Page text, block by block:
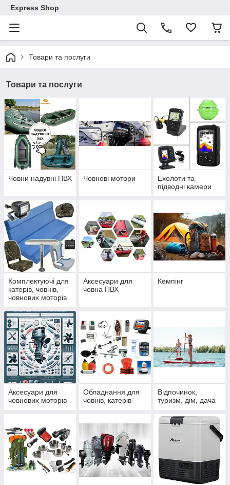
Express Shop
Товари та послуги
Товари та послуги
Човни надувні ПВХ Човнові мотори
Ехолоти та
підводні камери
Комплектуючі для
катерів, човнів,
човнових моторів
Аксесуари для
човна ПВХ
Кемпінг
Аксесуари для
човнових моторів
Обладнання для
човнів, катерів
Відпочинок,
туризм, дім, дача